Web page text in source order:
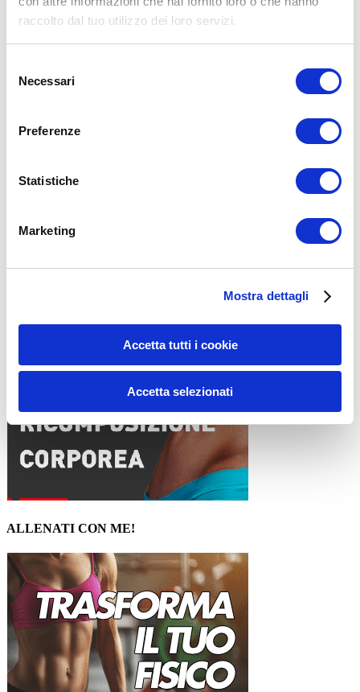
raccolto dal tuo utilizzo dei loro servizi.
delNecessari
Preferenze
Statistiche
Marketing
Mostra dettagli
Accetta tutti i cookie
Accetta selezionati
ALLENATI CON ME!